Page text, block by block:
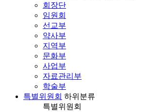
회장단
임원회
선교부
약사부
지역부
문화부
사업부
자료관리부
학술부
특별위원회 하위분류
특별위원회